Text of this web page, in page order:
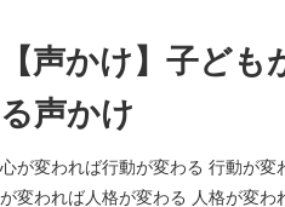
【声かけ】子ど
る声かけ
心が変われば行動が変わる 行動が変
が変われば人格が変わる 人格が変わ